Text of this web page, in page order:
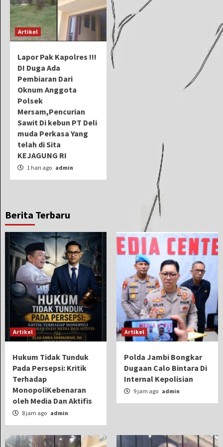
Artikel
Lapor Pak Kapolres !!!
DI Duga Ada
Pembiaran Dari
Oknum Anggota
Polsek
Mersam,Pencurian
Sawit Di kebun PT Deli
muda Perkasa Yang
telah di Sita
KEJAGUNG RI
1 hari ago admin
Berita Terbaru
Artikel
Hukum Tidak Tunduk
Pada Persepsi: Kritik
Terhadap
MonopoliKebenaran
oleh Media Dan Aktifis
8 jam ago admin
Artikel
Polda Jambi Bongkar
Dugaan Calo Bintara Di
Internal Kepolisian
9 jam ago admin